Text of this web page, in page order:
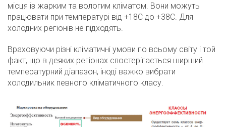
місця із жарким та вологим кліматом. Вони можуть
працювати при температурі від +18С до +38С. Для
холодних регіонів не підходять.
Враховуючи різні кліматичні умови по всьому світу і той
факт, що в деяких регіонах спостерігається ширший
температурний діапазон, іноді важко вибрати
холодильник певного кліматичного класу.